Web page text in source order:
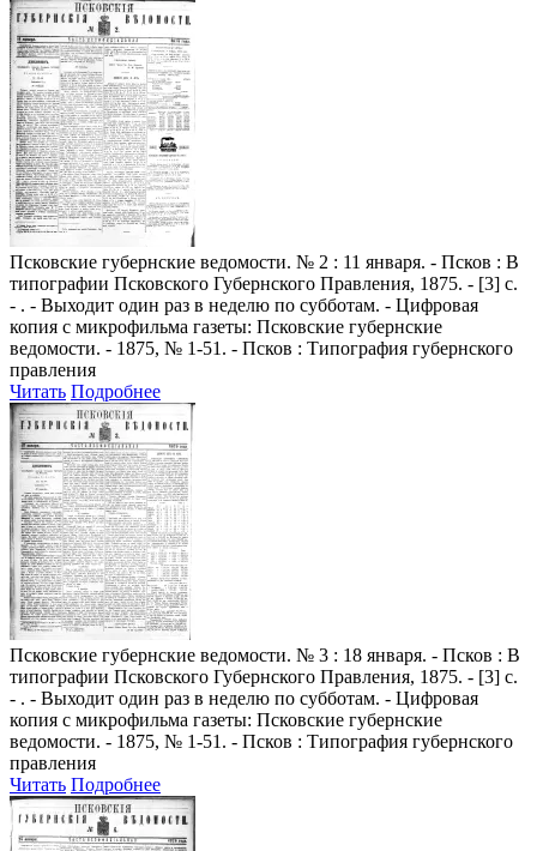
Псковские губернские ведомости. № 2 : 11 января. - Псков : В
типографии Псковского Губернского Правления, 1875. - [3] с.
- . - Выходит один раз в неделю по субботам. - Цифровая
копия с микрофильма газеты: Псковские губернские
ведомости. - 1875, № 1-51. - Псков : Типография губернского
правления
Читать Подробнее
Псковские губернские ведомости. № 3 : 18 января. - Псков : В
типографии Псковского Губернского Правления, 1875. - [3] с.
- . - Выходит один раз в неделю по субботам. - Цифровая
копия с микрофильма газеты: Псковские губернские
ведомости. - 1875, № 1-51. - Псков : Типография губернского
правления
Читать Подробнее